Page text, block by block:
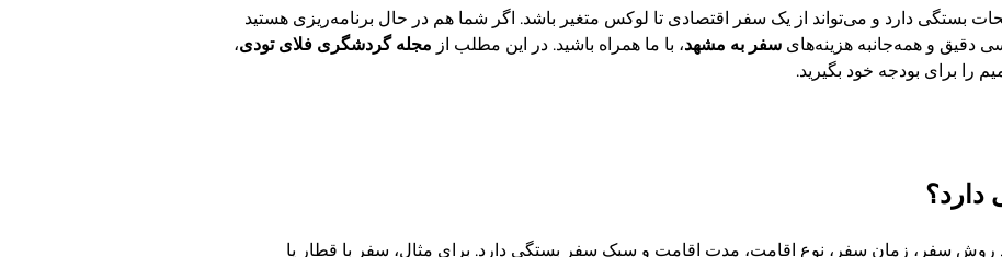
بستگی دارد و می‌تواند از یک سفر اقتصادی تا لوکس متغیر باشد. اگر شما هم در حال برنامه‌ریزی هستید
دقیق و همه‌جانبه هزینه‌های سفر به مشهد، با ما همراه باشید. در این مطلب از مجله گردشگری فلای تودی،
را برای بودجه خود بگیرید.
دارد؟
روش سفر، زمان سفر، نوع اقامت، مدت اقامت و سبک سفر بستگی دارد. برای مثال، سفر با قطار یا